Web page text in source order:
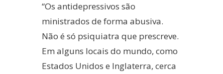
“Os antidepressivos são
ministrados de forma abusiva.
Não é só psiquiatra que prescreve.
Em alguns locais do mundo, como
Estados Unidos e Inglaterra, cerca